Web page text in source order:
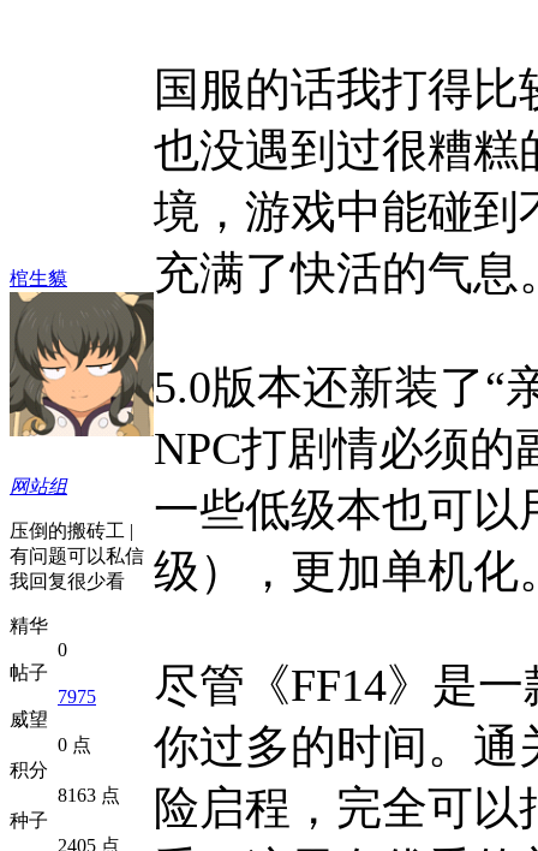
棺生貘
网站组
压倒的搬砖工 |
有问题可以私信
我回复很少看
精华
0
帖子
7975
威望
0 点
积分
8163 点
种子
2405 点
国服的话我打得
也没遇到过很糟糕
境，游戏中能碰到
充满了快活的气息
5.0版本还新装了“
NPC打剧情必须的
一些低级本也可以
级），更加单机化
尽管《FF14》是
你过多的时间。通
险启程，完全可以